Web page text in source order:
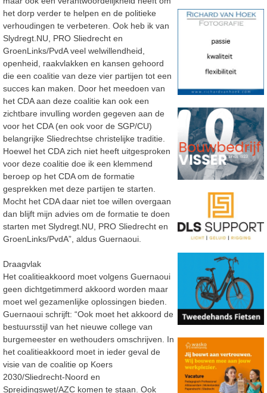
het dorp verder te helpen en de politieke
verhoudingen te verbeteren. Ook heb ik van
Slydregt.NU, PRO Sliedrecht en
GroenLinks/PvdA veel welwillendheid,
openheid, raakvlakken en kansen gehoord
die een coalitie van deze vier partijen tot een
succes kan maken. Door het meedoen van
het CDA aan deze coalitie kan ook een
zichtbare invulling worden gegeven aan de
voor het CDA (en ook voor de SGP/CU)
belangrijke Sliedrechtse christelijke traditie.
Hoewel het CDA zich niet heeft uitgesproken
voor deze coalitie doe ik een klemmend
beroep op het CDA om de formatie
gesprekken met deze partijen te starten.
Mocht het CDA daar niet toe willen overgaan
dan blijft mijn advies om de formatie te doen
starten met Slydregt.NU, PRO Sliedrecht en
GroenLinks/PvdA”, aldus Guernaoui.
Draagvlak
Het coalitieakkoord moet volgens Guernaoui
geen dichtgetimmerd akkoord worden maar
moet wel gezamenlijke oplossingen bieden.
Guernaoui schrijft: “Ook moet het akkoord de
bestuursstijl van het nieuwe college van
burgemeester en wethouders omschrijven. In
het coalitieakkoord moet in ieder geval de
visie van de coalitie op Koers
2030/Sliedrecht-Noord en
Spreidingswet/AZC komen te staan. Ook